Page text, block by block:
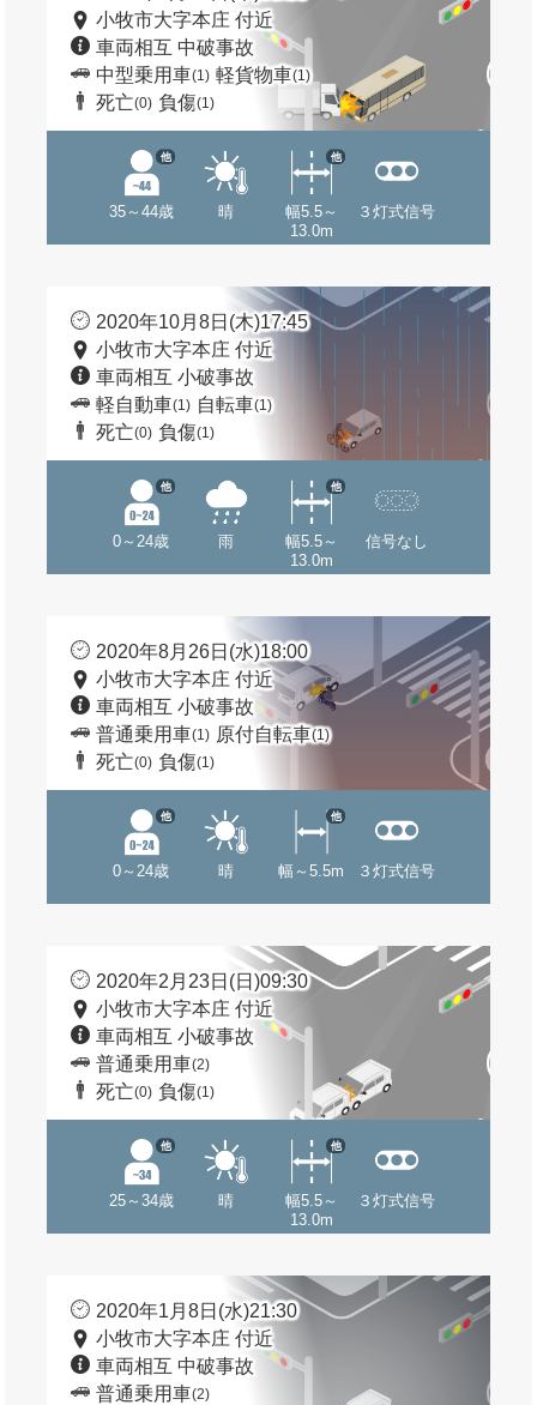
小牧市大字本庄 付近
車両相互 中破事故
中型乗用車(1) 軽貨物車(1)
死亡(0) 負傷(1)
35～44歳
他
晴
幅5.5～
13.0m
他
３灯式信号
2020年10月8日(木)17:45
小牧市大字本庄 付近
車両相互 小破事故
軽自動車(1) 自転車(1)
死亡(0) 負傷(1)
0～24歳
他
雨
幅5.5～
13.0m
他
信号なし
2020年8月26日(水)18:00
小牧市大字本庄 付近
車両相互 小破事故
普通乗用車(1) 原付自転車(1)
死亡(0) 負傷(1)
0～24歳
他
晴 幅～5.5m
他
３灯式信号
2020年2月23日(日)09:30
小牧市大字本庄 付近
車両相互 小破事故
普通乗用車(2)
死亡(0) 負傷(1)
25～34歳
他
晴
幅5.5～
13.0m
他
３灯式信号
2020年1月8日(水)21:30
小牧市大字本庄 付近
車両相互 中破事故
普通乗用車(2)